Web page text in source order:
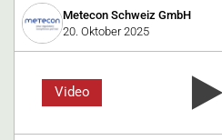
Metecon Schweiz GmbH
20. Oktober 2025
Video